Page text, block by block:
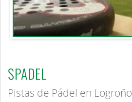
SPADEL
Pistas de Pádel en Logroño